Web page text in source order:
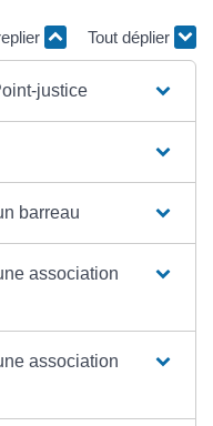
Tout déplier
justice
barreau
association
association